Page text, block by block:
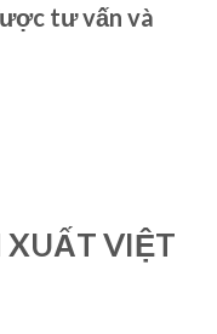
tư vấn và
XUẤT VIỆT